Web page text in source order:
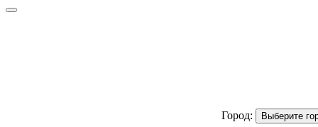
Город: Выберите